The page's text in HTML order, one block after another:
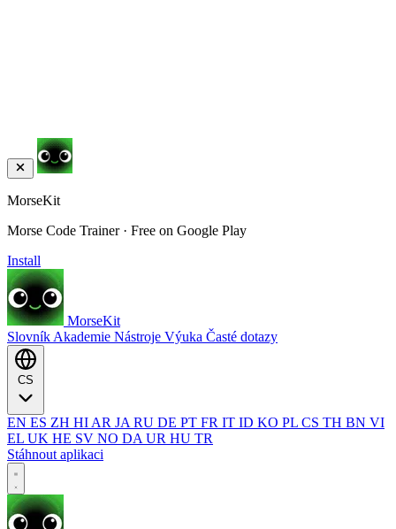
MorseKit
Morse Code Trainer · Free on Google Play
Install
MorseKit
Slovník Akademie Nástroje Výuka Časté dotazy
EN ES ZH HI AR JA RU DE PT FR IT ID KO PL CS TH BN VI
EL UK HE SV NO DA UR HU TR
Stáhnout aplikaci